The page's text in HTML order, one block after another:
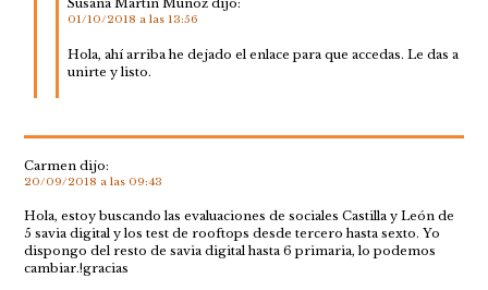
01/10/2018 a las 13:56
Hola, ahí arriba he dejado el enlace para que accedas. Le das a
unirte y listo.
Carmen dijo:
20/09/2018 a las 09:43
Hola, estoy buscando las evaluaciones de sociales Castilla y León de
5 savia digital y los test de rooftops desde tercero hasta sexto. Yo
dispongo del resto de savia digital hasta 6 primaria, lo podemos
cambiar.!gracias